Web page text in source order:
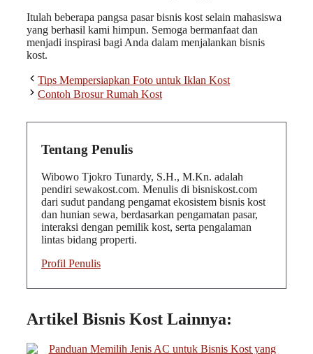
Itulah beberapa pangsa pasar bisnis kost selain mahasiswa
yang berhasil kami himpun. Semoga bermanfaat dan
menjadi inspirasi bagi Anda dalam menjalankan bisnis
kost.
Tips Mempersiapkan Foto untuk Iklan Kost
Contoh Brosur Rumah Kost
Tentang Penulis
Wibowo Tjokro Tunardy, S.H., M.Kn. adalah
pendiri sewakost.com. Menulis di bisniskost.com
dari sudut pandang pengamat ekosistem bisnis kost
dan hunian sewa, berdasarkan pengamatan pasar,
interaksi dengan pemilik kost, serta pengalaman
lintas bidang properti.
Profil Penulis
Artikel Bisnis Kost Lainnya: